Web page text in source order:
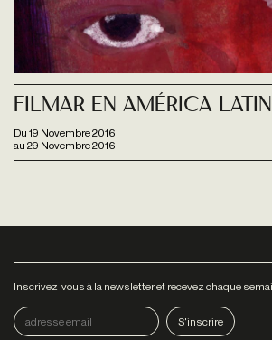
Du 19 Novembre 2016
au 29 Novembre 2016
Filmar En América
Inscrivez-vous à la newsletter et recevez chaque